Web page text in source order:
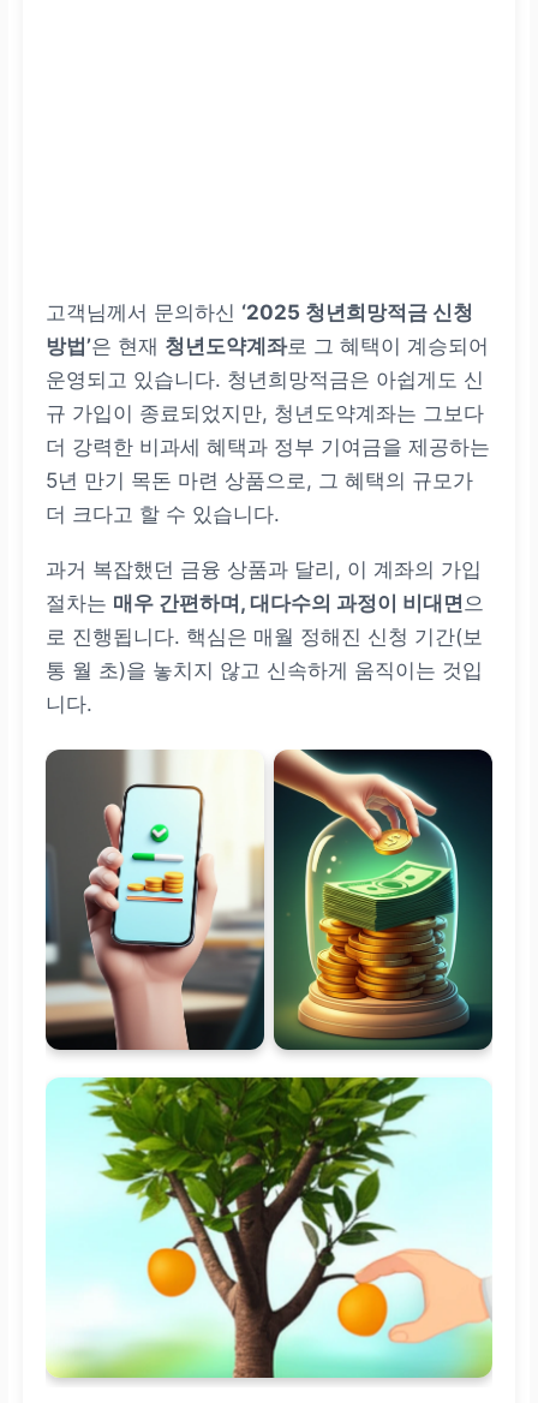
고객님께서 문의하신 ‘2025 청년희망적금 신청
방법’은 현재 청년도약계좌로 그 혜택이 계승되어
운영되고 있습니다. 청년희망적금은 아쉽게도 신
규 가입이 종료되었지만, 청년도약계좌는 그보다
더 강력한 비과세 혜택과 정부 기여금을 제공하는
5년 만기 목돈 마련 상품으로, 그 혜택의 규모가
더 크다고 할 수 있습니다.
과거 복잡했던 금융 상품과 달리, 이 계좌의 가입
절차는 매우 간편하며, 대다수의 과정이 비대면으
로 진행됩니다. 핵심은 매월 정해진 신청 기간(보
통 월 초)을 놓치지 않고 신속하게 움직이는 것입
니다.